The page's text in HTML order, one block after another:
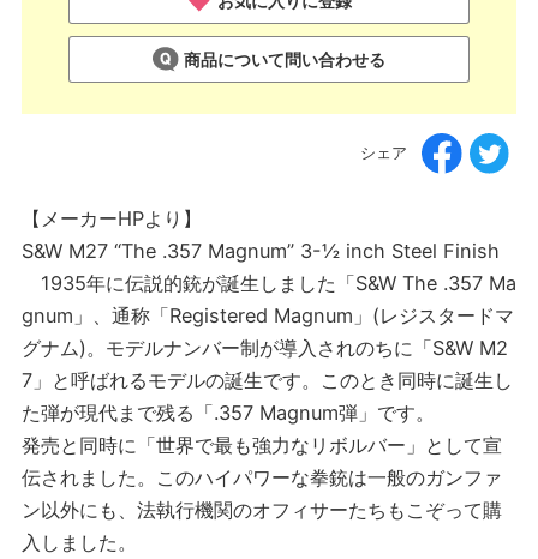
商品について問い合わせる
シェア
【メーカーHPより】
S&W M27 “The .357 Magnum” 3-½ inch Steel Finish
1935年に伝説的銃が誕生しました「S&W The .357 Ma
gnum」、通称「Registered Magnum」(レジスタードマ
グナム)。モデルナンバー制が導入されのちに「S&W M2
7」と呼ばれるモデルの誕生です。このとき同時に誕生し
た弾が現代まで残る「.357 Magnum弾」です。
発売と同時に「世界で最も強力なリボルバー」として宣
伝されました。このハイパワーな拳銃は一般のガンファ
ン以外にも、法執行機関のオフィサーたちもこぞって購
入しました。